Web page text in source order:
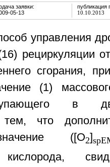
заявки:
05-13
публикация
10.10.2013
управления
рециркуляции
сгорания,
(1)
в
тем, что
([О2]
кислорода,